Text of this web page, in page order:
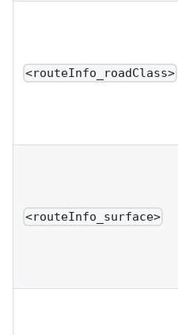
<routeInfo_roadClass>
<routeInfo_surface>